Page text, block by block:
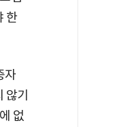
한
자
기
없